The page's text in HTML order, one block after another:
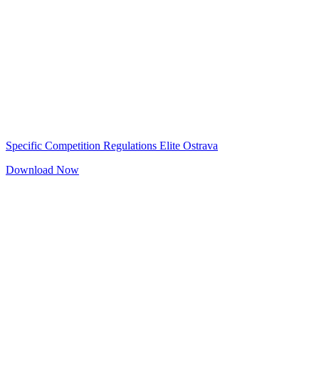
Specific Competition Regulations Elite Ostrava
Download Now